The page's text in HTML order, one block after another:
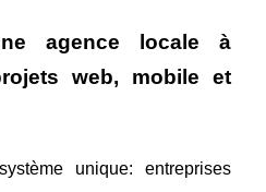
agence locale à
web, mobile et
unique: entreprises